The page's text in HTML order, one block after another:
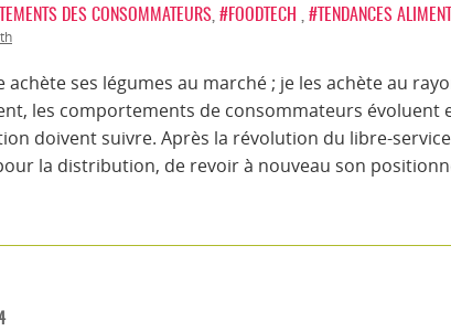
DES CONSOMMATEURS #FOODTECH #TENDANCES
achète ses légumes au marché ; je les achète au
les comportements de consommateurs
doivent suivre. Après la révolution du libre-
la distribution, de revoir à nouveau son